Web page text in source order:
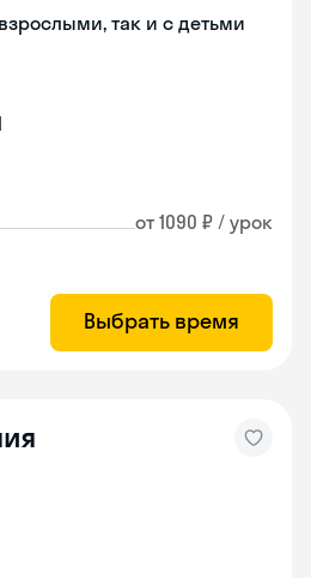
так и с детьми
от 1090 ₽ / урок
Выбрать время